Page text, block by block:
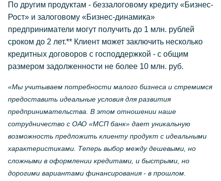
По другим продуктам - беззалоговому кредиту «Бизнес-
Рост» и залоговому «Бизнес-динамика»
предприниматели могут получить до 1 млн. рублей
сроком до 2 лет.** Клиент может заключить несколько
кредитных договоров с господдержкой - с общим
размером задолженности не более 10 млн. руб.
«Мы учитываем потребности малого бизнеса и стремимся
предоставить идеальные условия для развития
предпринимательства. В этом отношении наше
сотрудничество с ОАО «МСП банк» дает уникальную
возможность предложить клиенту продукт с идеальными
характеристиками. Теперь выбор между дешевыми, но
сложными в оформлении кредитами, и быстрыми, но
дорогими вариантами финансирования - в прошлом.